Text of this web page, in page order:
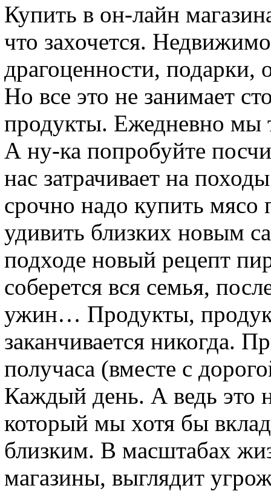
Купить в он-лайн
что захочется.
драгоценности,
Но все это не занимает
продукты. Ежедневно мы
А ну-ка попробуйте
нас затрачивает на
срочно надо купить
удивить близких новым
подходе новый рецепт
соберется вся семья,
ужин… Продукты,
заканчивается никогда.
получаса (вместе с
Каждый день. А ведь это
который мы хотя бы
близким. В масштабах
магазины, выглядит